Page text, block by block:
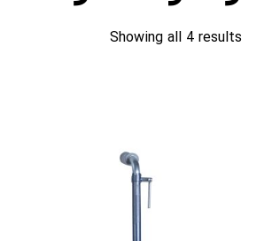
Showing all 4 results